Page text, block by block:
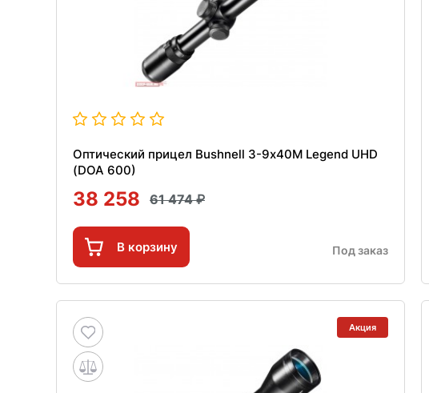
Оптический прицел Bushnell 3-9х40M Legend UHD
(DOA 600)
38 258 61 474
В корзину Под заказ
Акция